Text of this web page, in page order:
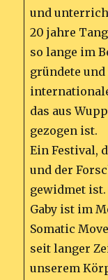
und
20 jahre
so lange im
gründete und
das aus
gezogen ist.
Ein Festival,
und der
gewidmet ist.
Gaby ist im
Somatic
seit langer
unserem